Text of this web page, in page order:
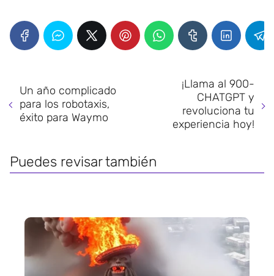
Un año complicado
para los robotaxis,
éxito para Waymo
¡Llama al 900-
CHATGPT y
revoluciona tu
experiencia hoy!
Puedes revisar también